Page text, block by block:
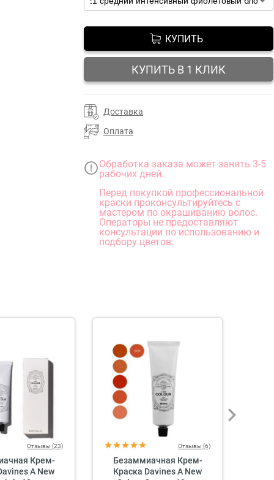
КУПИТЬ
КУПИТЬ В 1 КЛИК
Доставка
Оплата
Обработка заказа может занять 3-5
рабочих дней.
Перед покупкой профессиональной
краски проконсультируйтесь с
мастером по окрашиванию волос.
Операторы не предоставляют
консультации по использованию и
подбору цветов.
Отзывы (23)
Крем-
A New
Отзывы (6)
Безаммиачная Крем-
Краска Davines A New